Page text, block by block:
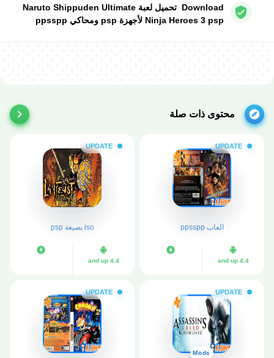
Download تحميل لعبة Naruto Shippuden Ultimate
Ninja Heroes 3 psp لأجهزة psp ومحاكي ppsspp
محتوى ذات صلة
UPDATE
العاب ppsspp
4.4 and up
UPDATE
iso بصيغة psp
4.4 and up
UPDATE
Mods
UPDATE